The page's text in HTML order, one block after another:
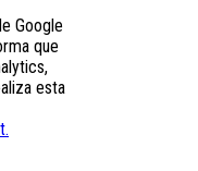
Google
que
esta